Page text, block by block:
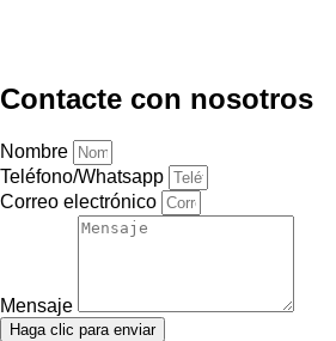
Contacte con nosotros
Nombre
Teléfono/Whatsapp
Correo electrónico
Mensaje
Haga clic para enviar